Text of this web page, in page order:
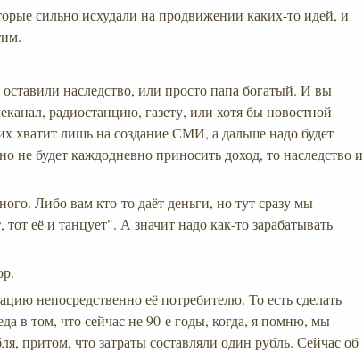
сильно исхудали на продвижении каких-то идей, и
наследство, или просто папа богатый. И вы
радиостанцию, газету, или хотя бы новостной
хватит лишь на создание СМИ, а дальше надо будет
не будет каждодневно приносить доход, то наследство и
Либо вам кто-то даёт деньги, но тут сразу мы
её и танцует". А значит надо как-то зарабатывать
непосредственно её потребителю. То есть сделать
в том, что сейчас не 90-е годы, когда, я помню, мы
притом, что затраты составляли один рубль. Сейчас об